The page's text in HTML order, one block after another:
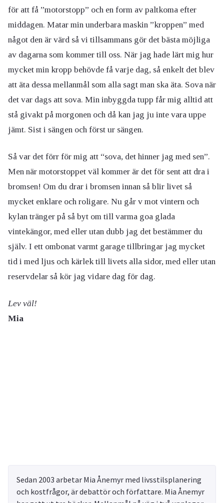
för att få ”motorstopp” och en form av paltkoma efter
middagen. Matar min underbara maskin ”kroppen” med
något den är värd så vi tillsammans gör det bästa möjliga
av dagarna som kommer till oss. När jag hade lärt mig hur
mycket min kropp behövde få varje dag, så enkelt det blev
att äta dessa mellanmål som alla sagt man ska äta. Sova när
det var dags att sova. Min inbyggda tupp får mig alltid att
stå givakt på morgonen och då kan jag ju inte vara uppe
jämt. Sist i sängen och först ur sängen.
Så var det förr för mig att “sova, det hinner jag med sen”.
Men när motorstoppet väl kommer är det för sent att dra i
bromsen! Om du drar i bromsen innan så blir livet så
mycket enklare och roligare. Nu går v mot vintern och
kylan tränger på så byt om till varma goa glada
vintekängor, med eller utan dubb jag det bestämmer du
själv. I ett ombonat varmt garage tillbringar jag mycket
tid i med ljus och kärlek till livets alla sidor, med eller utan
reservdelar så kör jag vidare dag för dag.
Lev väl!
Mia
Sedan 2003 arbetar Mia Ånemyr med livsstilsplanering
och kostfrågor, är debattör och författare. Mia Ånemyr